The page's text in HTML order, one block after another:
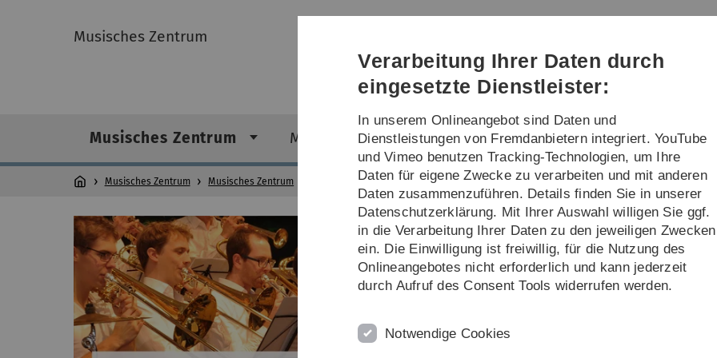
Direkt
Direkt
Direkt
(Sprache,
Drucken,
Social
Direkt
Direkt
Musisches Zentrum
Musisches Zentrum Musik Kunst Wort/Tanz/Theater
Musisches Zentrum Musisches Zentrum Geschichte des MUZ
Verarbeitung Ihrer Daten durch
eingesetzte Dienstleister:
In unserem Onlineangebot sind Daten und
Dienstleistungen von Fremdanbietern integriert. YouTube
und Vimeo benutzen Tracking-Technologien, um Ihre
Daten für eigene Zwecke zu verarbeiten und mit anderen
Daten zusammenzuführen. Details finden Sie in unserer
Datenschutzerklärung. Mit Ihrer Auswahl willigen Sie ggf.
in die Verarbeitung Ihrer Daten zu den jeweiligen Zwecken
ein. Die Einwilligung ist freiwillig, für die Nutzung des
Onlineangebotes nicht erforderlich und kann jederzeit
durch Aufruf des Consent Tools widerrufen werden.
Notwendige Cookies